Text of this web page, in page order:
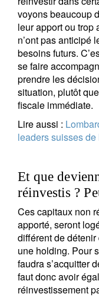
voyons beaucoup
leur apport ou trop
n’ont pas anticipé
besoins futurs.
se faire
prendre les
situation, plutôt
fiscale immédiate.
Lire aussi :
leaders suisses
Et que
réinvestis ?
Ces capitaux non
apporté, seront
différent de
une holding. Pour
faudra s’acquitter
faut donc avoir
réinvestissement